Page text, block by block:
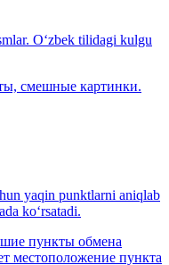
O‘zbek tilidagi kulgu
смешные картинки.
yaqin punktlarni aniqlab
ko‘rsatadi.
пункты обмена
местоположение пункта